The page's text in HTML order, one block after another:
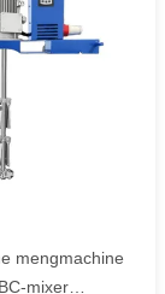
mengmachine
mixer